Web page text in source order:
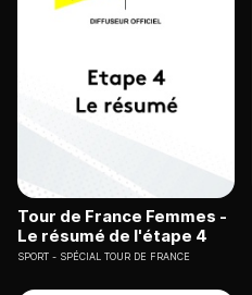
Tour de France Femmes -
Le résumé de l'étape 4
SPORT SPÉCIAL TOUR DE FRANCE